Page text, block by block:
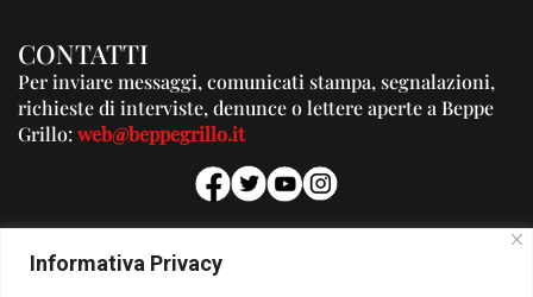
Informativa Privacy
CONTATTI
Per inviare messaggi, comunicati stampa, segnalazioni,
richieste di interviste, denunce o lettere aperte a Beppe
Grillo:web@beppegrillo.it
PUBBLICITA'
Per la tua pubblicità su questo Blog: